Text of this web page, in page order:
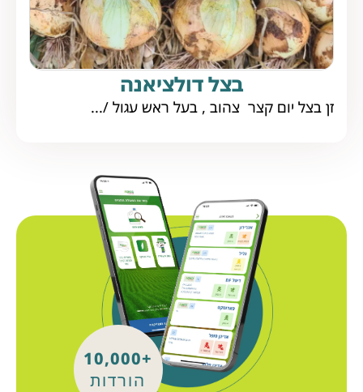
בצל דולציאנה
זן בצל יום קצר צהוב , בעל ראש עגול /...
+10,000
הורדות